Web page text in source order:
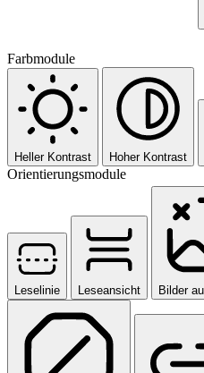
Farbmodule
Heller Kontrast Hoher Kontrast
Orientierungsmodule
Leselinie Leseansicht Bilder